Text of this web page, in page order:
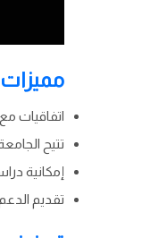
اتفاقيات
تتيح
إمكانية
تقديم